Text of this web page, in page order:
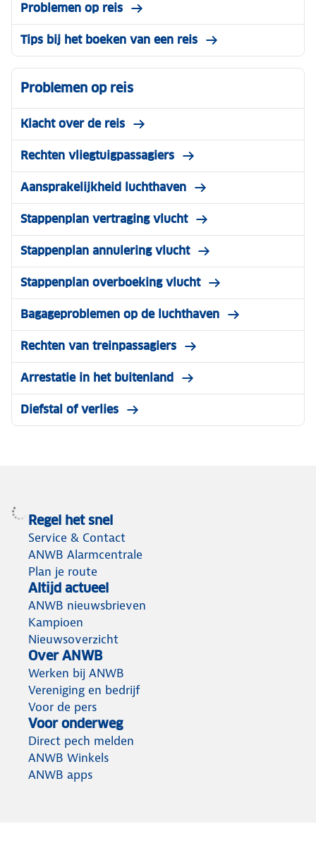
Problemen op reis
Tips bij het boeken van een reis
Problemen op reis
Klacht over de reis
Rechten vliegtuigpassagiers
Aansprakelijkheid luchthaven
Stappenplan vertraging vlucht
Stappenplan annulering vlucht
Stappenplan overboeking vlucht
Bagageproblemen op de luchthaven
Rechten van treinpassagiers
Arrestatie in het buitenland
Diefstal of verlies
Regel het snel
Service & Contact
ANWB Alarmcentrale
Plan je route
Altijd actueel
ANWB nieuwsbrieven
Kampioen
Nieuwsoverzicht
Over ANWB
Werken bij ANWB
Vereniging en bedrijf
Voor de pers
Voor onderweg
Direct pech melden
ANWB Winkels
ANWB apps